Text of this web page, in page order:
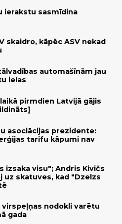
ierakstu sasmīdina
skaidro, kāpēc ASV nekad
automašīnām jau
ielas
pirmdien Latvijā gājis
asociācijas prezidente:
tarifu kāpumi nav
izsaka visu"; Andris Kivičs
uz skatuves, kad "Dzelzs
virspeļņas nodokli varētu
gada